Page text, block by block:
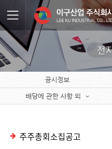
전
공시정보
배당에 관한 사항 외
주주총회소집공고